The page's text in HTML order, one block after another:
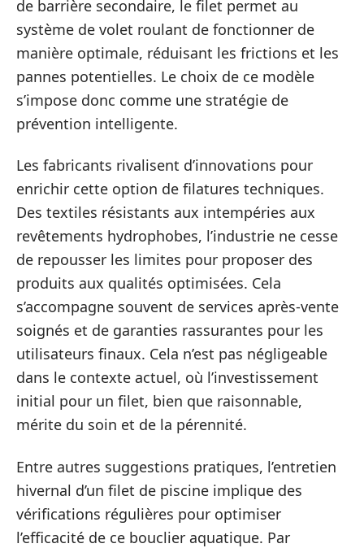
de barrière secondaire, le filet permet au
système de volet roulant de fonctionner de
manière optimale, réduisant les frictions et les
pannes potentielles. Le choix de ce modèle
s’impose donc comme une stratégie de
prévention intelligente.
Les fabricants rivalisent d’innovations pour
enrichir cette option de filatures techniques.
Des textiles résistants aux intempéries aux
revêtements hydrophobes, l’industrie ne cesse
de repousser les limites pour proposer des
produits aux qualités optimisées. Cela
s’accompagne souvent de services après-vente
soignés et de garanties rassurantes pour les
utilisateurs finaux. Cela n’est pas négligeable
dans le contexte actuel, où l’investissement
initial pour un filet, bien que raisonnable,
mérite du soin et de la pérennité.
Entre autres suggestions pratiques, l’entretien
hivernal d’un filet de piscine implique des
vérifications régulières pour optimiser
l’efficacité de ce bouclier aquatique. Par